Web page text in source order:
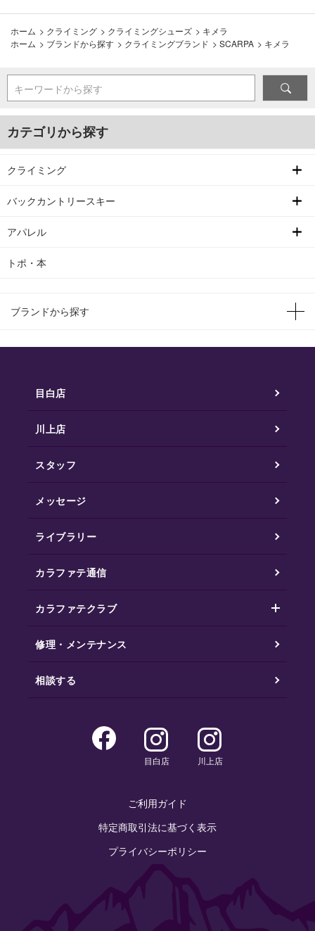
ホーム > クライミング > クライミングシューズ > キメラ
ホーム > ブランドから探す > クライミングブランド > SCARPA > キメラ
キーワードから探す
カテゴリから探す
クライミング
バックカントリースキー
アパレル
トポ・本
ブランドから探す
目白店
川上店
スタッフ
メッセージ
ライブラリー
カラファテ通信
カラファテクラブ
修理・メンテナンス
相談する
目白店 川上店
ご利用ガイド
特定商取引法に基づく表示
プライバシーポリシー